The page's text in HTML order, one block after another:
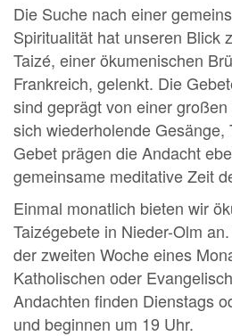
Die Suche nach einer
Spiritualität hat unseren Blick
Taizé, einer ökumenischen
Frankreich, gelenkt. Die
sind geprägt von einer
sich wiederholende Gesänge,
Gebet prägen die Andacht
gemeinsame meditative Zeit
Einmal monatlich bieten wir
Taizégebete in Nieder-Olm
der zweiten Woche eines
Katholischen oder
Andachten finden Dienstags
und beginnen um 19 Uhr.